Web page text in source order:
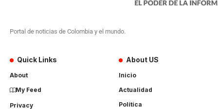
Portal de noticias de Colombia y el mundo.
Quick Links
About
My Feed
Privacy
About US
Inicio
Actualidad
Política